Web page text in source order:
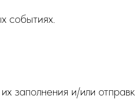
событиях.
заполнения и/или